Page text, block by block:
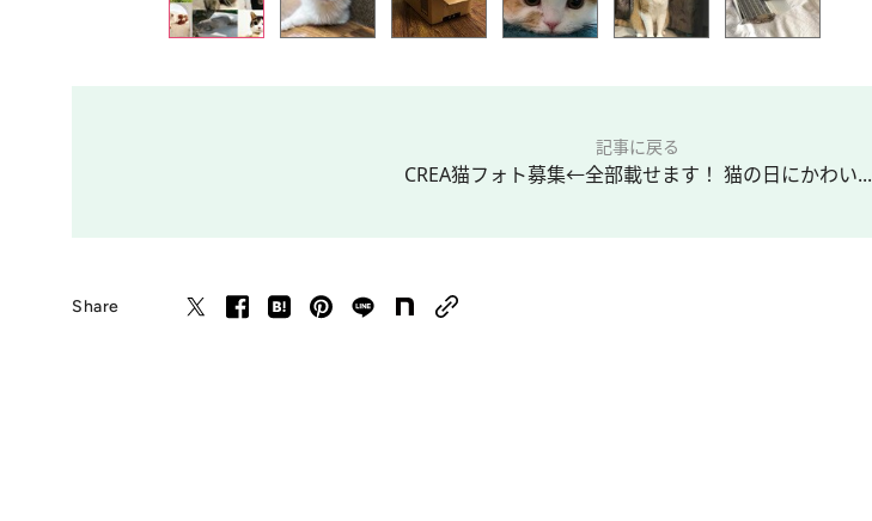
記事に戻る
CREA猫フォト募集←全部載せます！ 猫の日にかわい...
Share